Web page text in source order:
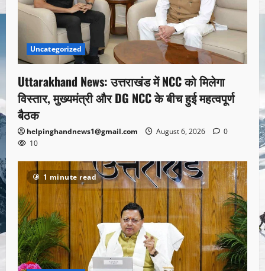
Uncategorized
Uttarakhand News: उत्तराखंड में NCC को मिलेगा
विस्तार, मुख्यमंत्री और DG NCC के बीच हुई महत्वपूर्ण
बैठक
helpinghandnews1@gmail.com August 6, 2026
0
10
1 minute read